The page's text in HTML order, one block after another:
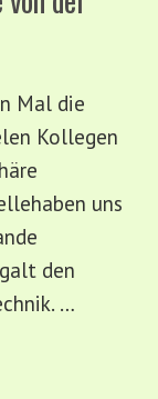
Mal die
Kollegen
uns
den
…